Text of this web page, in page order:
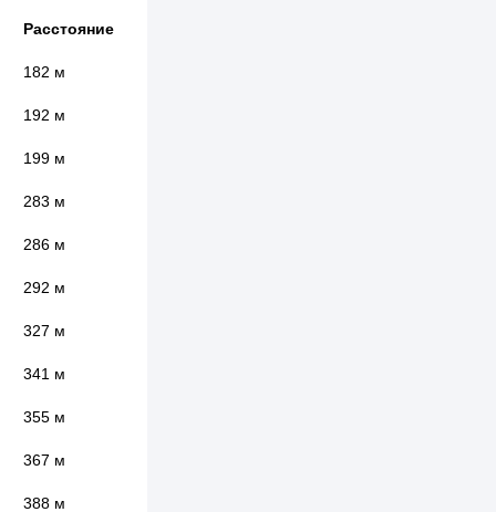
Расстояние
182 м
192 м
199 м
283 м
286 м
292 м
327 м
341 м
355 м
367 м
388 м